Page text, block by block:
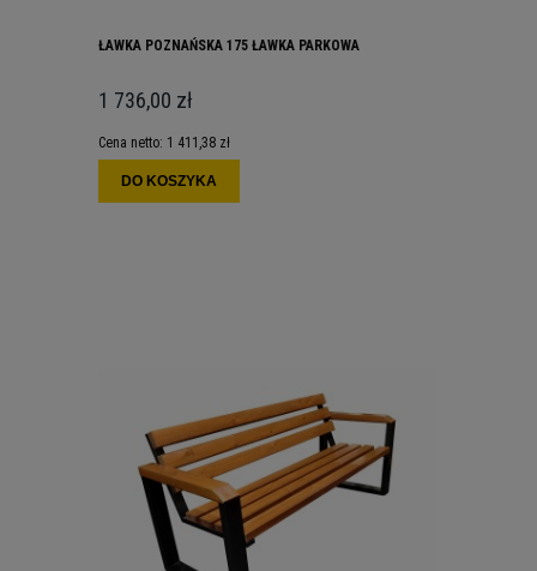
ŁAWKA POZNAŃSKA 175 ŁAWKA PARKOWA
1 736,00 zł
Cena netto: 1 411,38 zł
DO KOSZYKA